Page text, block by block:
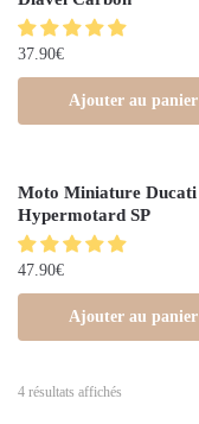
37.90€
Ajouter au panier
Moto Miniature Ducati
Hypermotard SP
47.90€
Ajouter au panier
4 résultats affichés